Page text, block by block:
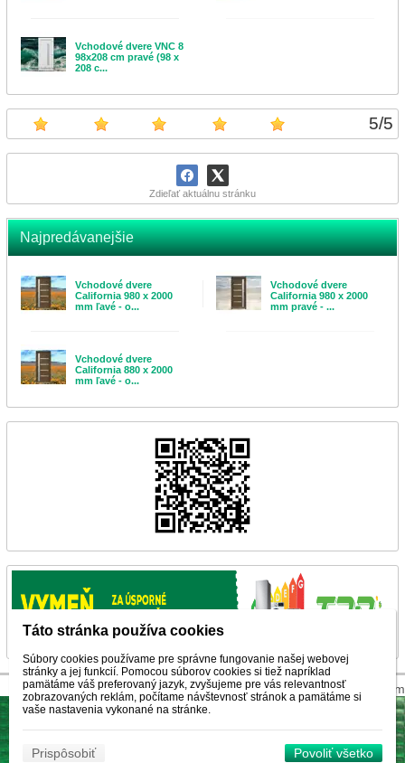
Vchodové dvere VNC 8
98x208 cm pravé (98 x
208 c...
5/5
Zdieľať aktuálnu stránku
Najpredávanejšie
Vchodové dvere
California 980 x 2000
mm ľavé - o...
Vchodové dvere
California 980 x 2000
mm pravé - ...
Vchodové dvere
California 880 x 2000
mm ľavé - o...
© 2026 WEXBO |www.wexbo.com
Táto stránka používa cookies
Súbory cookies používame pre správne fungovanie našej webovej
stránky a jej funkcií. Pomocou súborov cookies si tiež napríklad
pamätáme váš preferovaný jazyk, zvyšujeme pre vás relevantnosť
zobrazovaných reklám, počítame návštevnosť stránok a pamätáme si
vaše nastavenia vykonané na stránke.
Prispôsobiť Povoliť všetko